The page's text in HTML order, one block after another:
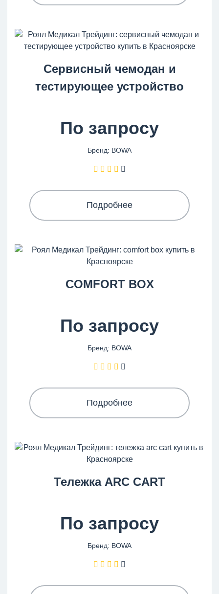
Сервисный чемодан и
тестирующее устройство
По запросу
Бренд: BOWA
Подробнее
COMFORT BOX
По запросу
Бренд: BOWA
Подробнее
Тележка ARC CART
По запросу
Бренд: BOWA